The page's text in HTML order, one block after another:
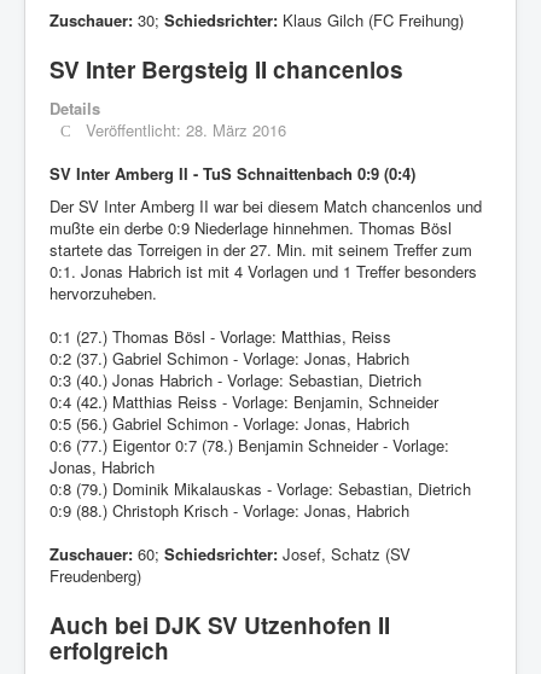
Zuschauer: 30; Schiedsrichter: Klaus Gilch (FC Freihung)
SV Inter Bergsteig II chancenlos
Details
Veröffentlicht: 28. März 2016
SV Inter Amberg II - TuS Schnaittenbach 0:9 (0:4)
Der SV Inter Amberg II war bei diesem Match chancenlos und
mußte ein derbe 0:9 Niederlage hinnehmen. Thomas Bösl
startete das Torreigen in der 27. Min. mit seinem Treffer zum
0:1. Jonas Habrich ist mit 4 Vorlagen und 1 Treffer besonders
hervorzuheben.
0:1 (27.) Thomas Bösl - Vorlage: Matthias, Reiss
0:2 (37.) Gabriel Schimon - Vorlage: Jonas, Habrich
0:3 (40.) Jonas Habrich - Vorlage: Sebastian, Dietrich
0:4 (42.) Matthias Reiss - Vorlage: Benjamin, Schneider
0:5 (56.) Gabriel Schimon - Vorlage: Jonas, Habrich
0:6 (77.) Eigentor 0:7 (78.) Benjamin Schneider - Vorlage:
Jonas, Habrich
0:8 (79.) Dominik Mikalauskas - Vorlage: Sebastian, Dietrich
0:9 (88.) Christoph Krisch - Vorlage: Jonas, Habrich
Zuschauer: 60; Schiedsrichter: Josef, Schatz (SV
Freudenberg)
Auch bei DJK SV Utzenhofen II
erfolgreich